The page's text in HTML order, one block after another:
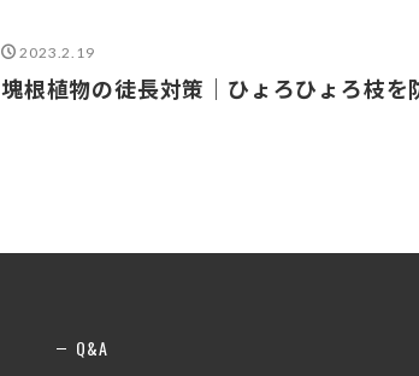
2023.2.19
塊根植物の徒長対策｜ひょろひょろ枝を
Q&A